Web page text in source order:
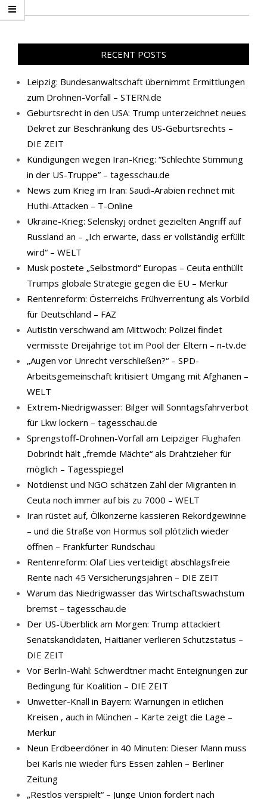
RECENT POSTS
Leipzig: Bundesanwaltschaft übernimmt Ermittlungen
zum Drohnen-Vorfall – STERN.de
Geburtsrecht in den USA: Trump unterzeichnet neues
Dekret zur Beschränkung des US-Geburtsrechts –
DIE ZEIT
Kündigungen wegen Iran-Krieg: “Schlechte Stimmung
in der US-Truppe” – tagesschau.de
News zum Krieg im Iran: Saudi-Arabien rechnet mit
Huthi-Attacken – T-Online
Ukraine-Krieg: Selenskyj ordnet gezielten Angriff auf
Russland an – „Ich erwarte, dass er vollständig erfüllt
wird“ – WELT
Musk postete „Selbstmord“ Europas – Ceuta enthüllt
Trumps globale Strategie gegen die EU – Merkur
Rentenreform: Österreichs Frühverrentung als Vorbild
für Deutschland – FAZ
Autistin verschwand am Mittwoch: Polizei findet
vermisste Dreijährige tot im Pool der Eltern – n-tv.de
„Augen vor Unrecht verschließen?“ – SPD-
Arbeitsgemeinschaft kritisiert Umgang mit Afghanen –
WELT
Extrem-Niedrigwasser: Bilger will Sonntagsfahrverbot
für Lkw lockern – tagesschau.de
Sprengstoff-Drohnen-Vorfall am Leipziger Flughafen
Dobrindt hält „fremde Mächte“ als Drahtzieher für
möglich – Tagesspiegel
Notdienst und NGO schätzen Zahl der Migranten in
Ceuta noch immer auf bis zu 7000 – WELT
Iran rüstet auf, Ölkonzerne kassieren Rekordgewinne
– und die Straße von Hormus soll plötzlich wieder
öffnen – Frankfurter Rundschau
Rentenreform: Olaf Lies verteidigt abschlagsfreie
Rente nach 45 Versicherungsjahren – DIE ZEIT
Warum das Niedrigwasser das Wirtschaftswachstum
bremst – tagesschau.de
Der US-Überblick am Morgen: Trump attackiert
Senatskandidaten, Haitianer verlieren Schutzstatus –
DIE ZEIT
Vor Berlin-Wahl: Schwerdtner macht Enteignungen zur
Bedingung für Koalition – DIE ZEIT
Unwetter-Knall in Bayern: Warnungen in etlichen
Kreisen , auch in München – Karte zeigt die Lage –
Merkur
Neun Erdbeerdöner in 40 Minuten: Dieser Mann muss
bei Karls nie wieder fürs Essen zahlen – Berliner
Zeitung
„Restlos verspielt“ – Junge Union fordert nach